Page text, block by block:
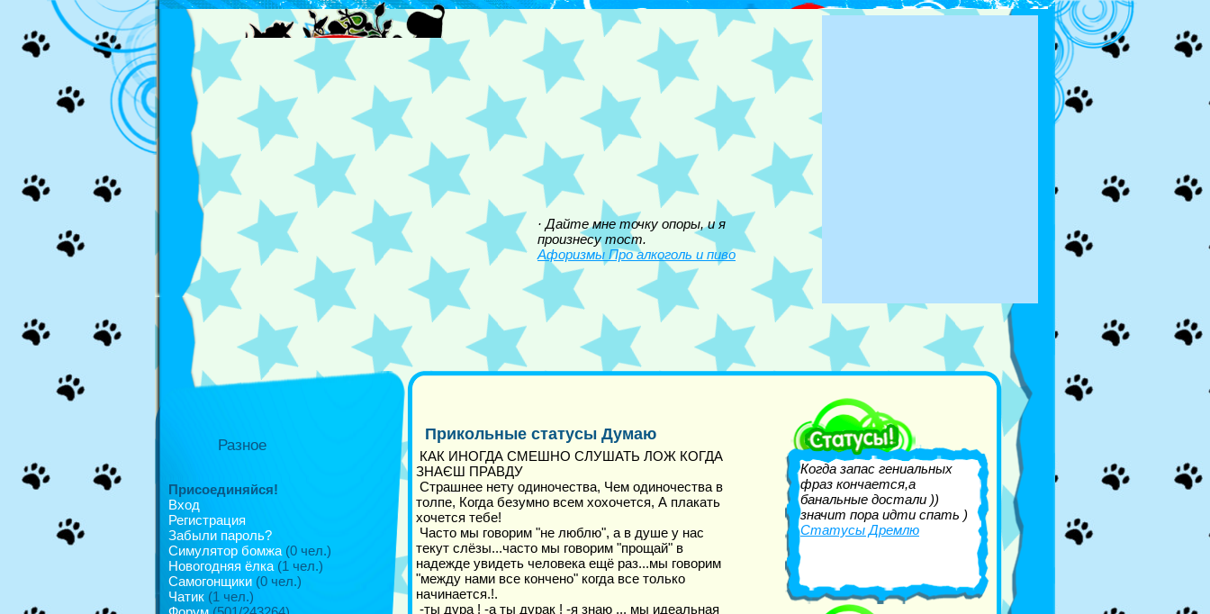
· Дайте мне точку опоры, и я
произнесу тост.
Афоризмы Про алкоголь и пиво
Прикольные статусы Думаю
КАК ИНОГДА СМЕШНО СЛУШАТЬ ЛОЖ КОГДА
ЗНАЄШ ПРАВДУ
Страшнее нету одиночества, Чем одиночества в
толпе, Когда безумно всем хохочется, А плакать
хочется тебе!
Часто мы говорим "не люблю", а в душе у нас
текут слёзы...часто мы говорим "прощай" в
надежде увидеть человека ещё раз...мы говорим
"между нами все кончено" когда все только
начинается.!.
-ты дура ! -а ты дурак ! -я знаю ... мы идеальная
Когда запас гениальных
фраз кончается,а
банальные достали ))
значит пора идти спать )
Статусы Дремлю
Разное
Присоединяйся!
Вход
Регистрация
Забыли пароль?
Симулятор бомжа (0 чел.)
Новогодняя ёлка (1 чел.)
Самогонщики (0 чел.)
Чатик (1 чел.)